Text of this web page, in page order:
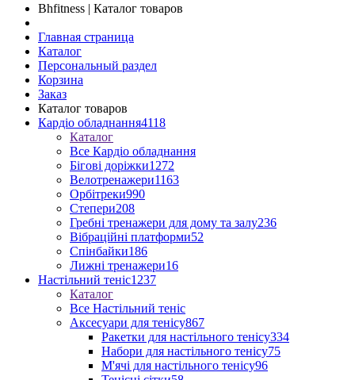
Bhfitness | Каталог товаров
Главная страница
Каталог
Персональный раздел
Корзина
Заказ
Каталог товаров
Кардіо обладнання4118
Каталог
Все Кардіо обладнання
Бігові доріжки1272
Велотренажери1163
Орбітреки990
Степери208
Гребні тренажери для дому та залу236
Вібраційні платформи52
Спінбайки186
Лижні тренажери16
Настільний теніс1237
Каталог
Все Настільний теніс
Аксесуари для тенісу867
Ракетки для настільного тенісу334
Набори для настільного тенісу75
М'ячі для настільного тенісу96